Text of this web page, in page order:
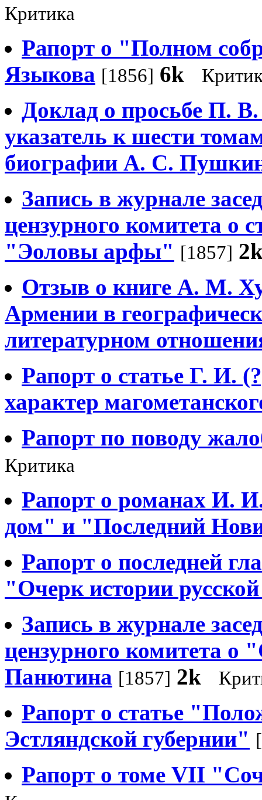
Критика
Рапорт о "Полном
Языкова [1856] 6k
Доклад о просьбе П.
указатель к шести
биографии А. С.
Запись в журнале
цензурного комитета о
"Эоловы арфы" [1857]
Отзыв о книге А. М.
Армении в
литературном
Рапорт о статье Г. И.
характер
Рапорт по поводу
Критика
Рапорт о романах И.
дом" и "Последний
Рапорт о последней
"Очерк истории
Запись в журнале
цензурного комитета
Панютина [1857] 2k
Рапорт о статье
Эстляндской губернии"
Рапорт о томе VII